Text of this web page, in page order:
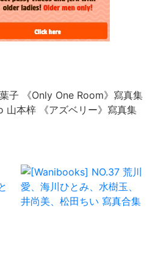
子 《Only One Room》寫真集
山本梓 《アズベリー》寫真集